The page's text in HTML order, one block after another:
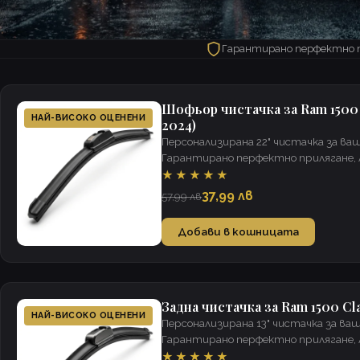
Гарантирано перфектно
НАЙ-ВИСОКО ОЦЕНЕНИ
Шофьор чистачка за Ram
2024)
Персонализирана 22" чистачка за
Гарантирано перфектно прилягане,
минути, ясна видимост при всякакви
★★★★★
57,99 лв37,99 лв
Добави в кошницата
НАЙ-ВИСОКО ОЦЕНЕНИ
Задна чистачка за Ram 1500
Персонализирана 13" чистачка за
Гарантирано перфектно прилягане,
минути, ясна видимост при всякакви
★★★★★